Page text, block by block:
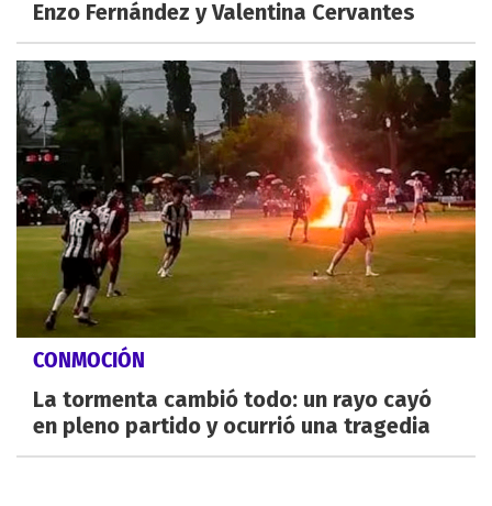
Enzo Fernández y Valentina Cervantes
CONMOCIÓN
La tormenta cambió todo: un rayo cayó
en pleno partido y ocurrió una tragedia